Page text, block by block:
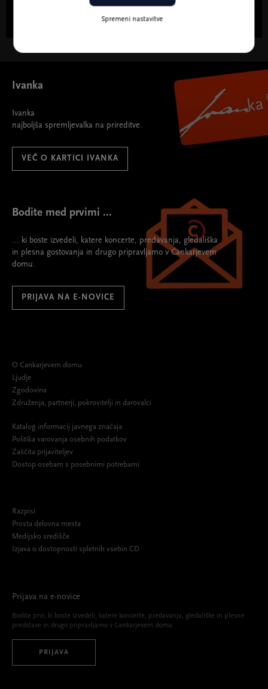
Abonma FKK – Filharmonični klasični koncerti " width="580"
height="395">
Ivanka
Ivanka
najboljša spremljevalka na prireditve.
VEČ O KARTICI IVANKA
Bodite med prvimi ...
... ki boste izvedeli, katere koncerte, predavanja, gledališka
in plesna gostovanja in drugo pripravljamo v Cankarjevem
domu.
PRIJAVA NA E-NOVICE
O Cankarjevem domu
Ljudje
Zgodovina
Združenja, partnerji, pokrovitelji in darovalci
Katalog informacij javnega značaja
Politika varovanja osebnih podatkov
Zaščita prijaviteljev
Dostop osebam s posebnimi potrebami
Razpisi
Prosta delovna mesta
Medijsko središče
Izjava o dostopnosti spletnih vsebin CD
Prijava na e-novice
Bodite prvi, ki boste izvedeli, katere koncerte, predavanja, gledališke in plesne
predstave in drugo pripravljamo v Cankarjevem domu.
PRIJAVA
Spremeni nastavitve